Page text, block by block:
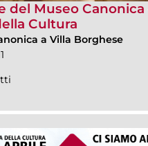
del Museo Canonica
Cultura
a Villa Borghese